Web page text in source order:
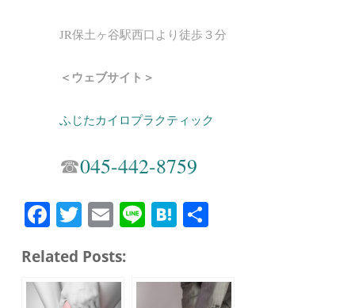
JR保土ヶ谷駅西口より徒歩３分
＜ウェブサイト＞
ふじたカイロプラクティック
☎︎045-442-8759
Fa
bo
ok
T
tte
r
E
ail
Li H
a
Related Posts: